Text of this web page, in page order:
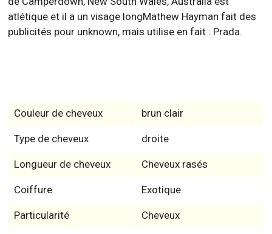
atlétique et il a un visage longMathew Hayman fait des
publicités pour unknown, mais utilise en fait : Prada.
Couleur de cheveux brun clair
Type de cheveux droite
Longueur de cheveux Cheveux rasés
Coiffure Exotique
Particularité Cheveux